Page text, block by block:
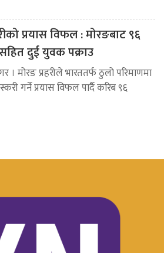
प्रयास विफल : मोरङबाट ९६
दुई युवक पक्राउ
। मोरङ प्रहरीले भारततर्फ ठुलो परिमाणमा
गर्ने प्रयास विफल पार्दै करिब ९६